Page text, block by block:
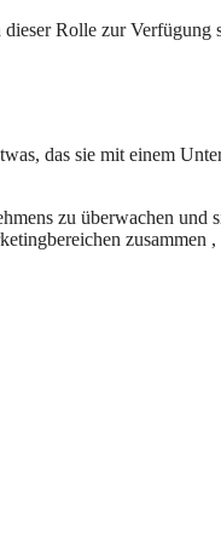
Rolle zur Verfügung
das sie mit einem
zu überwachen und